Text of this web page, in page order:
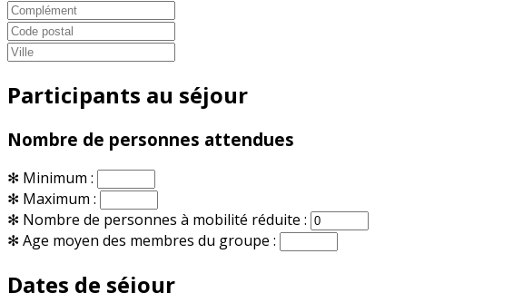
Participants au séjour
Nombre de personnes attendues
✻ Minimum :
✻ Maximum :
✻ Nombre de personnes à mobilité réduite :
✻ Age moyen des membres du groupe :
Dates de séjour